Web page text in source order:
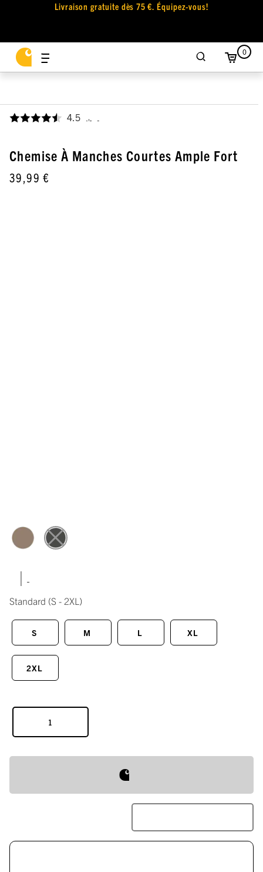
Livraison gratuite dès 75 €. Équipez-vous!
0
4.5 ,
Chemise À Manches Courtes Ample Fort
39,99 €
|
Standard (S - 2XL)
S M L XL
2XL